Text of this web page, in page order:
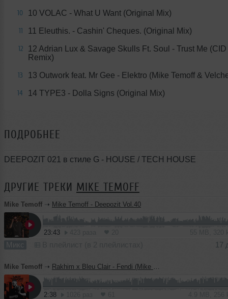
10 10 VOLAC - What U Want (Original Mix)
11 11 Eleuthis. - Cashin' Cheques. (Original Mix)
12
12 Adrian Lux & Savage Skulls Ft. Soul - Trust Me
Remix)
13 13 Outwork feat. Mr Gee - Elektro (Mike Temoff &
14 14 TYPE3 - Dolla Signs (Original Mix)
ПОДРОБНЕЕ
DEEPOZIT 021 в стиле G - HOUSE / TECH HOUSE
ДРУГИЕ ТРЕКИ MIKE TEMOFF
Mike Temoff ➝ Mike Temoff - Deepozit Vol.40
23:43
Микс 17
Mike Temoff ➝ Rakhim x Bleu Clair - Fendi (Mike Temoff Edit)
2:38